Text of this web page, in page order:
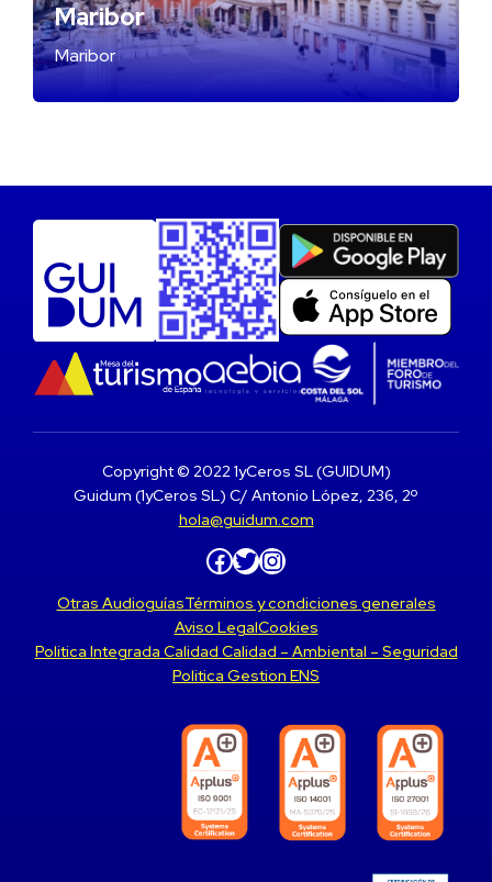
Maribor
Maribor
Copyright © 2022 1yCeros SL (GUIDUM)
Guidum (1yCeros SL) C/ Antonio López, 236, 2º
hola@guidum.com
Facebook Twitter Instagram
Otras AudioguíasTérminos y condiciones generales
Aviso LegalCookies
Politica Integrada Calidad Calidad – Ambiental – Seguridad
Politica Gestion ENS